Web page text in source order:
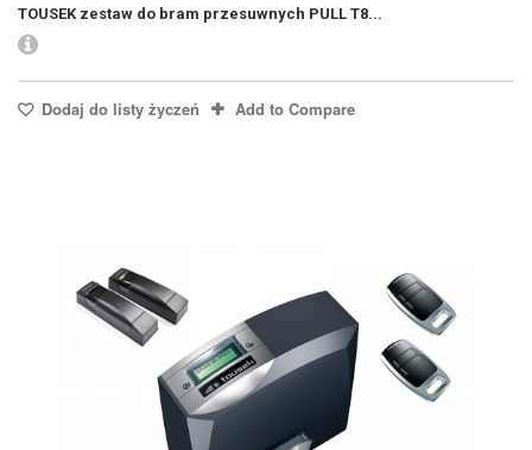
TOUSEK zestaw do bram przesuwnych PULL T8...
Dodaj do listy życzeń Add to Compare